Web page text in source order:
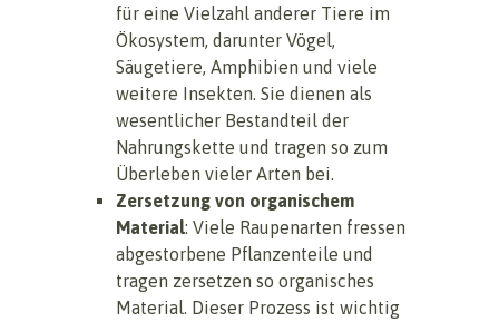
für eine Vielzahl anderer Tiere im
Ökosystem, darunter Vögel,
Säugetiere, Amphibien und viele
weitere Insekten. Sie dienen als
wesentlicher Bestandteil der
Nahrungskette und tragen so zum
Überleben vieler Arten bei.
Zersetzung von organischem
Material: Viele Raupenarten fressen
abgestorbene Pflanzenteile und
tragen zersetzen so organisches
Material. Dieser Prozess ist wichtig